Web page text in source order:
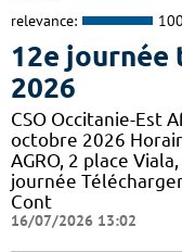
relevance:
12e
2026
CSO Occitanie-Est
octobre 2026
AGRO, 2 place
journée
Cont
16/07/2026 13:02